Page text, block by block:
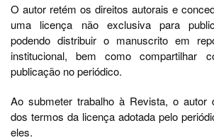
O autor retém os direitos autorais e
uma licença não exclusiva para
podendo distribuir o manuscrito em
institucional, bem como compartilhar
publicação no periódico.
Ao submeter trabalho à Revista, o autor
dos termos da licença adotada pelo
eles.